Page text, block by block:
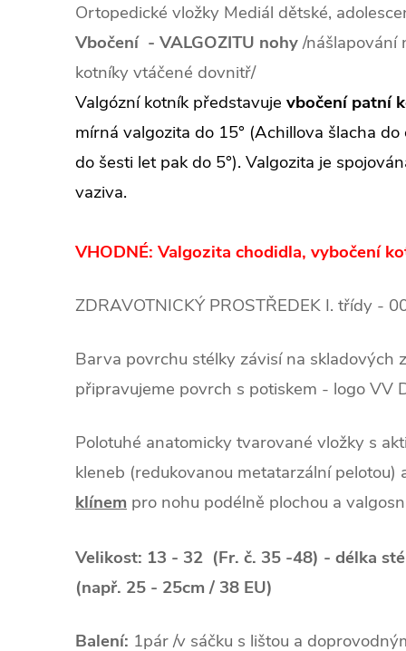
Ortopedické vložky Mediál dětské,
Vbočení - VALGOZITU nohy/nášlapování
kotníky vtáčené dovnitř/
Valgózní kotník představuje vbočení patní
mírná valgozita do 15° (Achillova šlacha
do šesti let pak do 5°). Valgozita je
vaziva.
VHODNÉ: Valgozita chodidla, vybočení
ZDRAVOTNICKÝ PROSTŘEDEK I. třídy -
Barva povrchu stélky závisí na skladových
připravujeme povrch s potiskem - logo VV
Polotuhé anatomicky tvarované vložky s
kleneb (redukovanou metatarzální pelotou)
klínem pro nohu podélně plochou a
Velikost: 13 - 32 (Fr. č. 35 -48) - délka
(např. 25 - 25cm / 38 EU)
Balení: 1pár /v sáčku s lištou a